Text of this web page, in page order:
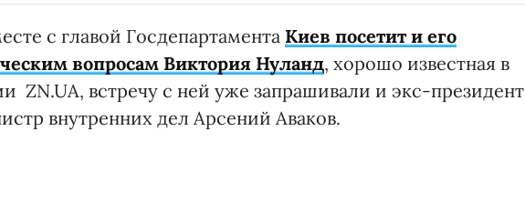
с главой Госдепартамента Киев посетит и его
вопросам Виктория Нуланд, хорошо известная в
ZN.UA, встречу с ней уже запрашивали и экс-президент
внутренних дел Арсений Аваков.